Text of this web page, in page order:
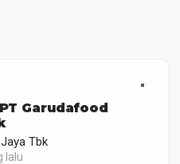
Garudafood
Tbk
lalu